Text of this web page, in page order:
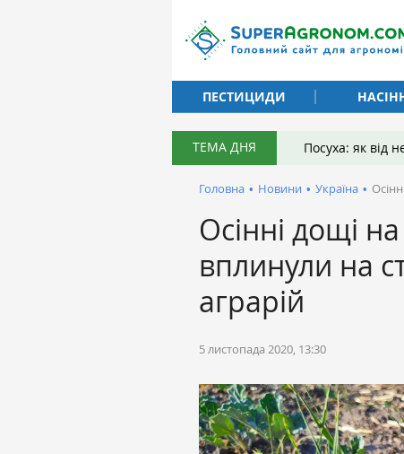
ПЕСТИЦИДИ
ТЕМА ДНЯ Посуха: як від
Головна • Новини • Україна •
Осінні дощі
вплинули на
аграрій
5 листопада 2020, 13:30